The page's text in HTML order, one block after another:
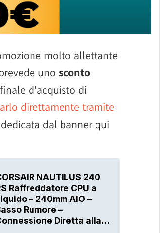
molto allettante
uno sconto
d'acquisto di
direttamente tramite
dal banner qui